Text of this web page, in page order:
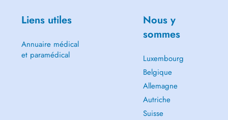
Liens utiles
Annuaire médical
et paramédical
Nous y
sommes
Luxembourg
Belgique
Allemagne
Autriche
Suisse